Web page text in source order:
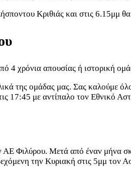
Κριθιάς και στις 6.15μμ
4 χρόνια απουσίας ή ιστορική
της ομάδας μας. Σας καλούμε
17:45 με αντίπαλο τον Εθνικό
ΑΕ Φιλύρου. Μετά από έναν μήνα
την Κυριακή στις 5μμ τον